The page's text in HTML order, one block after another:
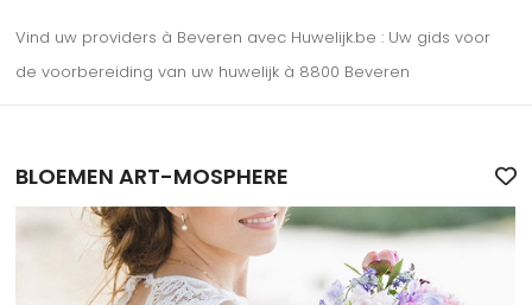
Vind uw providers à Beveren avec Huwelijk.be : Uw gids voor
de voorbereiding van uw huwelijk à 8800 Beveren
BLOEMEN ART-MOSPHERE